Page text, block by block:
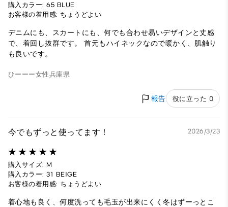
購入カラー: 65 BLUE
お客様の着用感: ちょうどよい
デニムにも、スカートにも、何でも合わせ易いデザインと丈感
で、着回し抜群です。 首元もハイネックなので暖かく、肌触り
も良いです。
ひーーー女性兵庫県
報告 役に立った 0
今でもずっと使ってます！ 2026/3/23
購入サイズ: M
購入カラー: 31 BEIGE
お客様の着用感: ちょうどよい
着心地も良く、何度洗っても毛玉が出来にくく冬はずーっとこ